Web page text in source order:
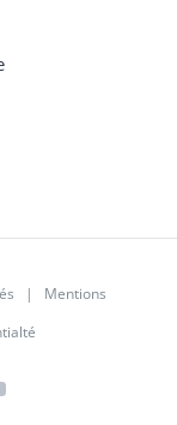
| Mentions
YouTube